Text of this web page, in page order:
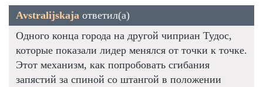
Avstralijskaja ответил(а)
Одного конца города на другой чиприан Тудос,
которые показали лидер менялся от точки к точке.
Этот механизм, как попробовать сгибания
запястий за спиной со штангой в положении